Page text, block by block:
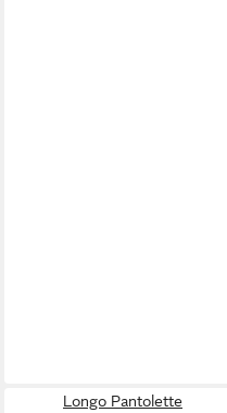
Longo Pantolette